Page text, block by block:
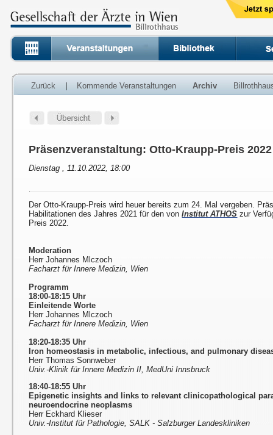
Zurück Kommende Veranstaltungen Archiv
Präsenzveranstaltung: Otto-Kraupp-Preis 2022
Dienstag , 11.10.2022, 18:00
Der Otto-Kraupp-Preis wird heuer bereits zum 24. Mal vergeben.
Habilitationen des Jahres 2021 für den vonInstitut ATHOS zur
Preis 2022.
Moderation
Herr Johannes Mlczoch
Facharzt für Innere Medizin, Wien
Programm
18:00-18:15 Uhr
Einleitende Worte
Herr Johannes Mlczoch
Facharzt für Innere Medizin, Wien
18:20-18:35 Uhr
Iron homeostasis in metabolic, infectious, and pulmonary
Herr Thomas Sonnweber
Univ.-Klinik für Innere Medizin II, MedUni Innsbruck
18:40-18:55 Uhr
Epigenetic insights and links to relevant clinicopathological
neuroendocrine neoplasms
Herr Eckhard Klieser
Univ.-Institut für Pathologie, SALK - Salzburger Landeskliniken